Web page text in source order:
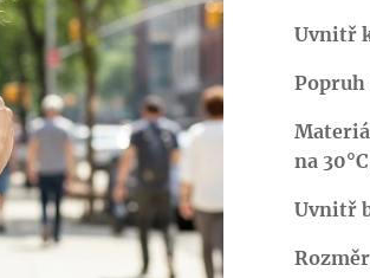
Uvnitř
Popruh
na
Uvnitř